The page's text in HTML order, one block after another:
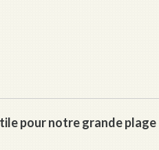
pour notre grande plage